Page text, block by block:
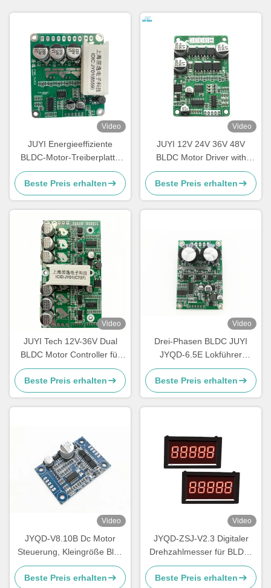
Video
JUYI Energieeffiziente
BLDC-Motor-Treiberplatte
12V 24V 48V mit
Bremsfunktion
Beste Preis erhalten
Video
JUYI 12V 24V 36V 48V
BLDC Motor Driver with
JY01 IC and Wide Voltage
Compatibility for 10A Current
Beste Preis erhalten
Video
JUYI Tech 12V-36V Dual
BLDC Motor Controller für
zwei BLDC Motoren mit
Bremsfunktion und PWM-
Steuerung
Beste Preis erhalten
Video
Drei-Phasen BLDC JUYI
JYQD-6.5E Lokführer
O.V/Frequenz 1-20KHZ L.V
Protections PWM
Beste Preis erhalten
Video
JYQD-V8.10B Dc Motor
Steuerung, Kleingröße Bldc
Motor Treiber Board
Beste Preis erhalten
Video
JYQD-ZSJ-V2.3 Digitaler
Drehzahlmesser für BLDC-
Motoren – 5V Impulssignal
RPM-Meter | Hochpräzise
Beste Preis erhalten